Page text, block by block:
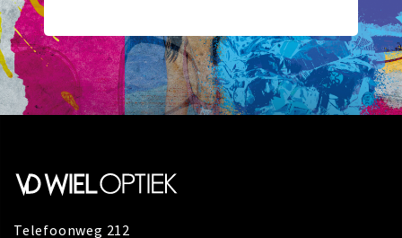
Telefoonweg 212
info@vdwieloptiek.nl
Algemene informatie